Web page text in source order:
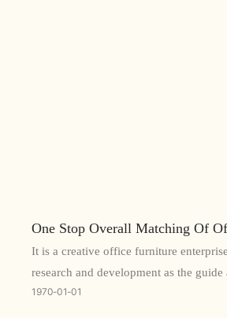
One Stop Overall Matching Of
It is a creative office furniture
research and development as the
scientific manufacturing, marketing and
1970 01 01